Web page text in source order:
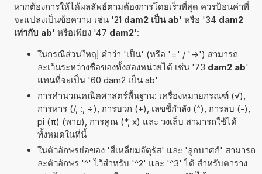
หากต้องการให้ได้ผลลัพธ์ตามต้องการโดยเร็วที่สุด ควรป้อนค่าที่
จะแปลงเป็นข้อความ เช่น '21 dam2 เป็น ab' หรือ '34 dam2
เท่ากับ ab' หรือเพียง '47 dam2':
ในกรณีส่วนใหญ่ คำว่า 'เป็น' (หรือ '=' / '->') สามารถ
ละเว้นระหว่างชื่อของทั้งสองหน่วยได้ เช่น '73 dam2 ab'
แทนที่จะเป็น '60 dam2 เป็น ab'
การคำนวณคณิตศาสตร์พื้นฐาน: เครื่องหมายกรณฑ์ (√),
การหาร (/, :, ÷), การบวก (+), เลขชี้กำลัง (^), การลบ (-),
pi (π) (พาย), การคูณ (*, x) และ วงเล็บ สามารถใช้ได้
ทั้งหมดในที่นี้
ในตัวอักษรย่อของ 'สี่เหลี่ยมจัตุรัส' และ 'ลูกบาศก์' สามารถ
ละตัวอักษร '^' ไว้สำหรับ '^2' และ '^3' ได้ สำหรับตาราง